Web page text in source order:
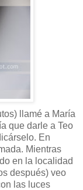
llamé a María
que darle a Teo
En
Mientras
en la localidad
después) veo
las luces